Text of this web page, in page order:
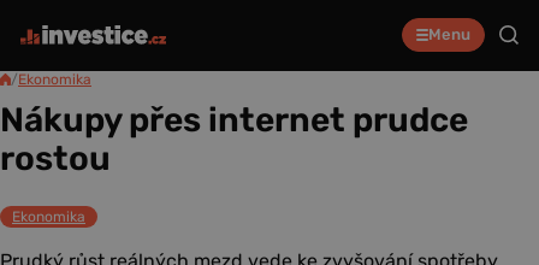
Menu
/Ekonomika
Nákupy přes internet prudce
rostou
Ekonomika